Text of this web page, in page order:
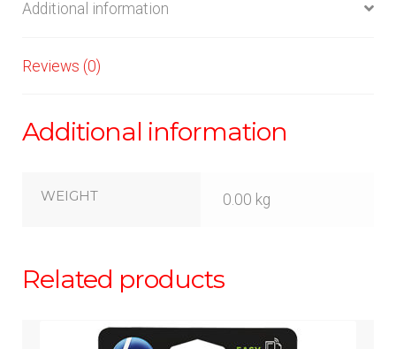
Additional information
Reviews (0)
Additional information
WEIGHT 0.00 kg
Related products